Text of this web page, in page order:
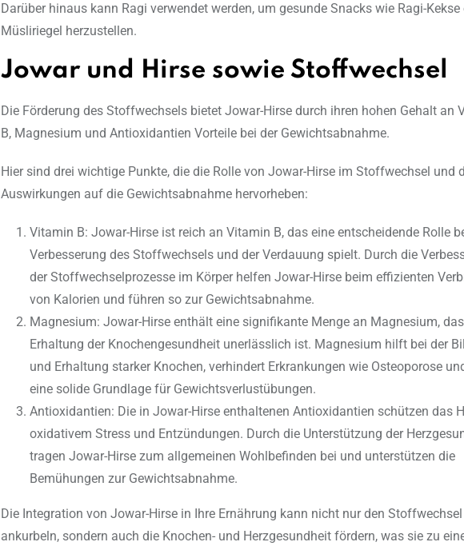
Darüber hinaus kann Ragi verwendet werden, um gesunde Snacks wie Ragi-Kekse
Müsliriegel herzustellen.
Jowar und Hirse sowie Stoffwechsel
Die Förderung des Stoffwechsels bietet Jowar-Hirse durch ihren hohen Gehalt an
B, Magnesium und Antioxidantien Vorteile bei der Gewichtsabnahme.
Hier sind drei wichtige Punkte, die die Rolle von Jowar-Hirse im Stoffwechsel und
Auswirkungen auf die Gewichtsabnahme hervorheben:
Vitamin B: Jowar-Hirse ist reich an Vitamin B, das eine entscheidende Rolle
Verbesserung des Stoffwechsels und der Verdauung spielt. Durch die
der Stoffwechselprozesse im Körper helfen Jowar-Hirse beim effizienten
von Kalorien und führen so zur Gewichtsabnahme.
Magnesium: Jowar-Hirse enthält eine signifikante Menge an Magnesium,
Erhaltung der Knochengesundheit unerlässlich ist. Magnesium hilft bei der
und Erhaltung starker Knochen, verhindert Erkrankungen wie Osteoporose
eine solide Grundlage für Gewichtsverlustübungen.
Antioxidantien: Die in Jowar-Hirse enthaltenen Antioxidantien schützen das
oxidativem Stress und Entzündungen. Durch die Unterstützung der
tragen Jowar-Hirse zum allgemeinen Wohlbefinden bei und unterstützen die
Bemühungen zur Gewichtsabnahme.
Die Integration von Jowar-Hirse in Ihre Ernährung kann nicht nur den Stoffwechsel
ankurbeln, sondern auch die Knochen- und Herzgesundheit fördern, was sie zu